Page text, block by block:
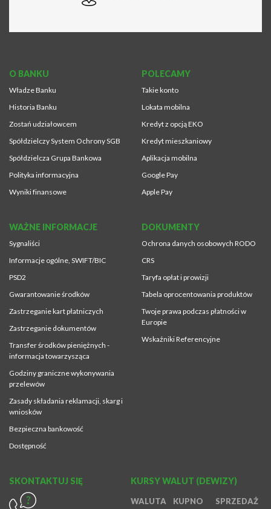
O BANKU
Władze Banku
Historia Banku
Zostań udziałowcem
Spółdzielczy System Ochrony SGB
Spółdzielcza Grupa Bankowa
Polityka informacyjna
Wyniki finansowe
POLECAMY
Takie konto
Lokata mobilna
Kredyt z opcją EKO
Kredyt mieszkaniowy
Aplikacja mobilna
Google Pay
Apple Pay
WAŻNE INFORMACJE
Sygnaliści
Informacje ogólne, SWIFT/BIC
PSD2
Gwarantowanie środków
Zastrzeganie kart płatniczych
Zastrzeganie dokumentów
Transfer środków pieniężnych -
informacja towarzysząca
Godziny graniczne wykonywania
przelewów
Zasady składania reklamacji, skarg i
wniosków
Bezpieczna bankowość
Dostępność
DOKUMENTY
Ochrona danych osobowych RODO
CRS
Taryfa opłat i prowizji
Tabela oprocentowania produktów
Twoje prawa podczas płatności w
Europie
Wskaźniki Referencyjne
KURSY WALUT (DEWIZY)
WALUTA KUPNO SPRZEDAŻ
SKONTAKTUJ SIĘ